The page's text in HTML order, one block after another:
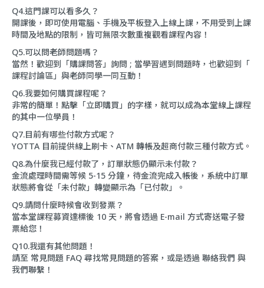
Q4.這門課可以看多久？
開課後，即可使用電腦、手機及平板登入上線上課，不用受到上課
時間及地點的限制，皆可無限次數重複觀看課程內容！
Q5.可以問老師問題嗎？
當然！歡迎到「購課問答」詢問 ; 當學習遇到問題時，也歡迎到「
課程討論區」與老師同學一同互動！
Q6.我要如何購買課程呢？
非常的簡單！點擊「立即購買」的字樣，就可以成為本堂線上課程
的其中一位學員！
Q7.目前有哪些付款方式呢？
YOTTA 目前提供線上刷卡、ATM 轉帳及超商付款三種付款方式。
Q8.為什麼我已經付款了，訂單狀態仍顯示未付款？
金流處理時間需等候 5-15 分鐘，待金流完成入帳後，系統中訂單
狀態將會從「未付款」轉變顯示為「已付款」。
Q9.請問什麼時候會收到發票？
當本堂課程募資達標後 10 天，將會透過 E-mail 方式寄送電子發
票給您！
Q10.我還有其他問題！
請至 常見問題 FAQ 尋找常見問題的答案，或是透過 聯絡我們 與
我們聯繫！